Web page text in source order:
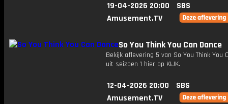
19-04-2026 20:00
SBS
Amusement.TV
So You Think You Can Dance
Bekijk aflevering 5 van So You Think You
uit seizoen 1 hier op KIJK.
12-04-2026 20:00
SBS
Amusement.TV